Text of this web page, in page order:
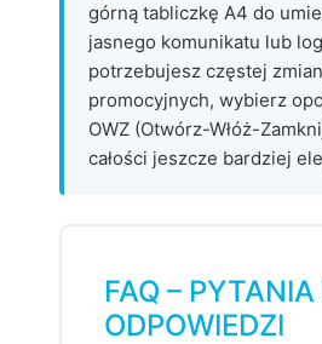
górną tabliczkę A4 do
jasnego komunikatu lub
potrzebujesz częstej
promocyjnych, wybierz
OWZ (Otwórz-Włóż-
całości jeszcze bardziej
FAQ – PYTANIA
ODPOWIEDZI